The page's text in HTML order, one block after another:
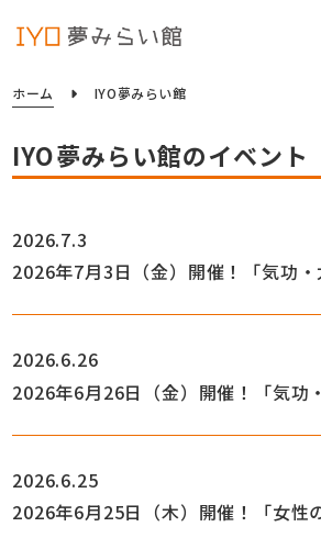
ホーム IYO夢みらい館
IYO夢みらい館のイベント
2026.7.3
2026年7月3日（金）開催！「気功・
2026.6.26
2026年6月26日（金）開催！「気功
2026.6.25
2026年6月25日（木）開催！「女性